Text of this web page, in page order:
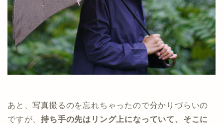
あと、写真撮るのを忘れちゃったので分かりづらいの
ですが、持ち手の先はリング上になっていて、そこに